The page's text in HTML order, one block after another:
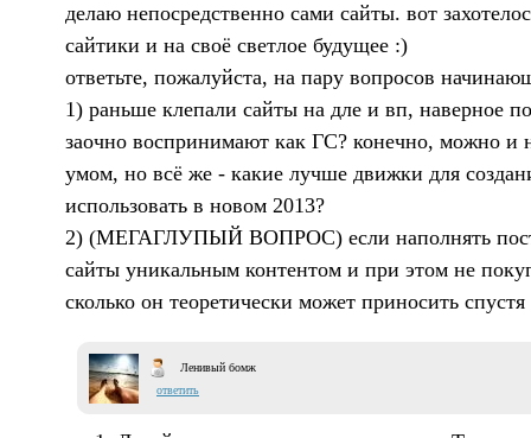
делаю непосредственно сами сайты. вот
сайтики и на своё светлое будущее :)
ответьте, пожалуйста, на пару вопросов
1) раньше клепали сайты на дле и вп, наверное
заочно воспринимают как ГС? конечно, можно и
умом, но всё же - какие лучше движки для
использовать в новом 2013?
2) (МЕГАГЛУПЫЙ ВОПРОС) если наполнять
сайты уникальным контентом и при этом не
сколько он теоретически может приносить
Ленивый бомж
ответить